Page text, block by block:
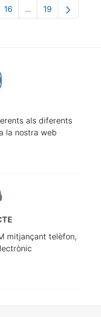
Utilitzeu TAB per
Pàgina
16 ...PàginesPàgina
19
als diferents
la nostra web
mitjançant telèfon,